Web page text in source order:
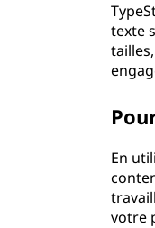
texte
En
votre